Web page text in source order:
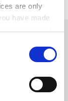
are only
have made
location